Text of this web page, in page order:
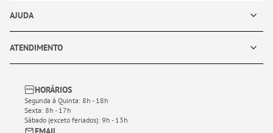
AJUDA
ATENDIMENTO
HORÁRIOS
Segunda à Quinta: 8h - 18h
Sexta: 8h - 17h
Sábado (exceto feriados): 9h - 13h